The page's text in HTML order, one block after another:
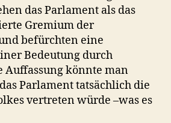
das Parlament als das
Gremium der
befürchten eine
Bedeutung durch
Auffassung könnte man
Parlament tatsächlich die
vertreten würde –was es